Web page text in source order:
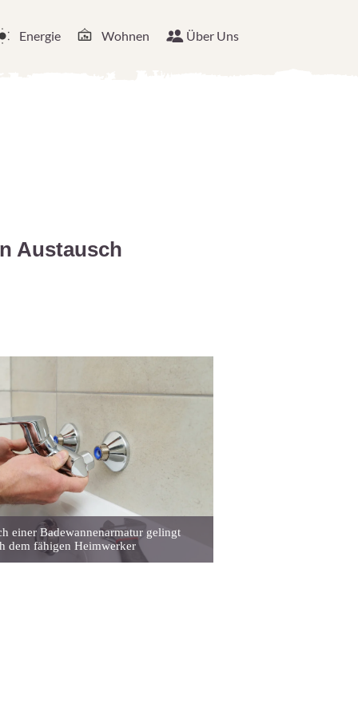
Energie Wohnen Über Uns
Austausch
einer Badewannenarmatur gelingt
dem fähigen Heimwerker